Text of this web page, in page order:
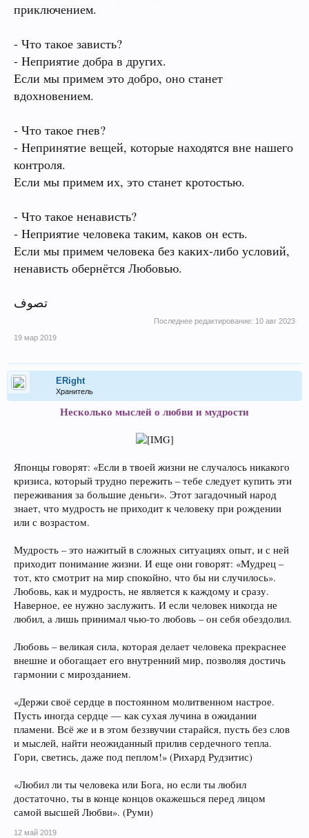
приключением.
- Что такое зависть?
- Неприятие добра в других.
Если мы примем это добро, оно станет
вдохновением.
- Что такое гнев?
- Непринятие вещей, которые находятся вне нашего
контроля.
Если мы примем их, это станет кротостью.
- Что такое ненависть?
- Неприятие человека таким, каков он есть.
Если мы примем человека без каких-либо условий,
ненависть обернётся Любовью.
تصوف
Последнее редактирование: 10 авг 2023
19 мар 2019
ERight
Хранитель
Несколько мыслей о любви и мудрости
Японцы говорят: «Если в твоей жизни не случалось никакого
кризиса, который трудно пережить – тебе следует купить эти
переживания за большие деньги». Этот загадочный народ
знает, что мудрость не приходит к человеку при рождении
или с возрастом.
Мудрость – это нажитый в сложных ситуациях опыт, и с ней
приходит понимание жизни. И еще они говорят: «Мудрец –
тот, кто смотрит на мир спокойно, что бы ни случилось».
Любовь, как и мудрость, не является к каждому и сразу.
Наверное, ее нужно заслужить. И если человек никогда не
любил, а лишь принимал чью-то любовь – он себя обездолил.
Любовь – великая сила, которая делает человека прекраснее
внешне и обогащает его внутренний мир, позволяя достичь
гармонии с мирозданием.
«Держи своё сердце в постоянном молитвенном настрое.
Пусть иногда сердце — как сухая лучина в ожидании
пламени. Всё же и в этом беззвучии старайся, пусть без слов
и мыслей, найти неожиданный прилив сердечного тепла.
Гори, светись, даже под пеплом!» (Рихард Рудзитис)
«Любил ли ты человека или Бога, но если ты любил
достаточно, ты в конце концов окажешься перед лицом
самой высшей Любви». (Руми)
12 май 2019